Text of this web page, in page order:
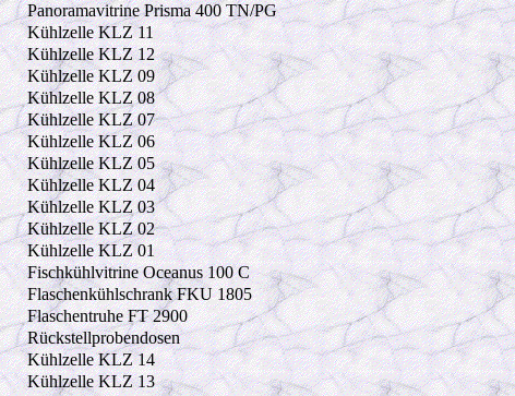
Panoramavitrine Prisma 400 TN/PG
Kühlzelle KLZ 11
Kühlzelle KLZ 12
Kühlzelle KLZ 09
Kühlzelle KLZ 08
Kühlzelle KLZ 07
Kühlzelle KLZ 06
Kühlzelle KLZ 05
Kühlzelle KLZ 04
Kühlzelle KLZ 03
Kühlzelle KLZ 02
Kühlzelle KLZ 01
Fischkühlvitrine Oceanus 100 C
Flaschenkühlschrank FKU 1805
Flaschentruhe FT 2900
Rückstellprobendosen
Kühlzelle KLZ 14
Kühlzelle KLZ 13